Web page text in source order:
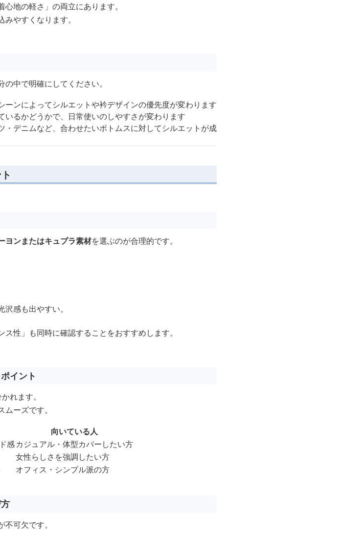
地の軽さ」の両立にあります。
やすくなります。
中で明確にしてください。
ーンによってシルエットや衿デザインの優先度が変わります
いるかどうかで、日常使いのしやすさが変わります
・デニムなど、合わせたいボトムスに対してシルエットが成
ヨンまたはキュプラ素材を選ぶのが合理的です。
感も出やすい。
性」も同時に確認することをおすすめします。
イント
れます。
ーズです。
向いている人
感カジュアル・体型カバーしたい方
女性らしさを強調したい方
オフィス・シンプル派の方
可欠です。